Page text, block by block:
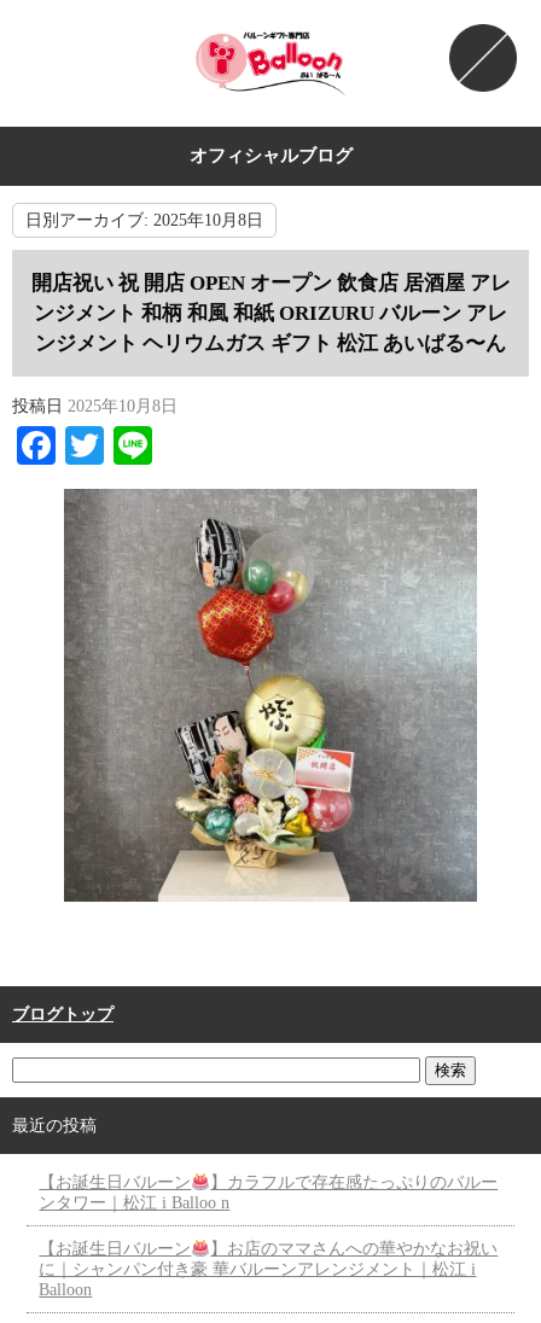
オフィシャルブログ
日別アーカイブ: 2025年10月8日
開店祝い 祝 開店 OPEN オープン 飲食店 居酒屋 アレ
ンジメント 和柄 和風 和紙 ORIZURU バルーン アレ
ンジメント ヘリウムガス ギフト 松江 あいばる〜ん
投稿日 2025年10月8日
Facebook
Twitter
ブログトップ
最近の投稿
【お誕生日バルーン
】カラフルで存在感たっぷりのバルー
ンタワー｜松江 i Balloo n
【お誕生日バルーン
】お店のママさんへの華やかなお祝い
に｜シャンパン付き豪 華バルーンアレンジメント｜松江 i
Balloon